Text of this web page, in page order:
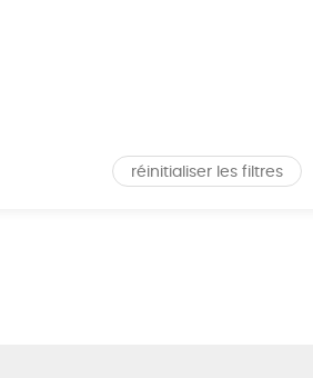
réinitialiser les filtres